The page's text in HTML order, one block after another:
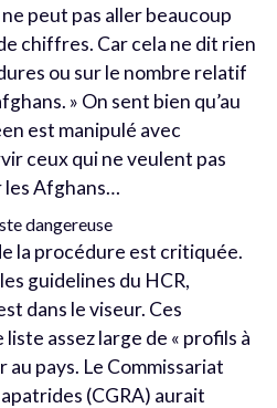
peut pas aller beaucoup
chiffres. Car cela ne dit rien
ou sur le nombre relatif
» On sent bien qu’au
est manipulé avec
ceux qui ne veulent pas
les Afghans…
dangereuse
la procédure est critiquée.
guidelines du HCR,
dans le viseur. Ces
assez large de « profils à
au pays. Le Commissariat
(CGRA) aurait